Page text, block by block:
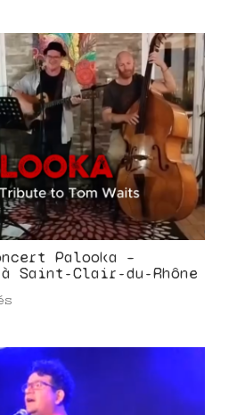
Palooka –
Saint-Clair-du-Rhône